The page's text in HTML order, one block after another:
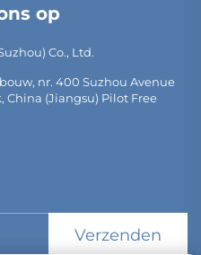
op
Co., Ltd.
nr. 400 Suzhou Avenue
China (Jiangsu) Pilot Free
Verzenden